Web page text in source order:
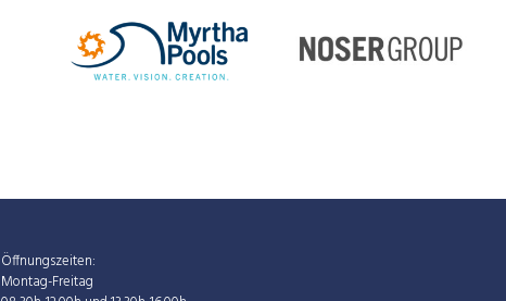
Öffnungszeiten:
Montag-Freitag